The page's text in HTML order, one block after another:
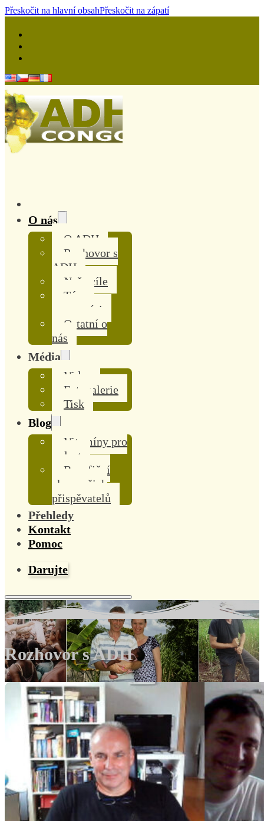
Přeskočit na hlavní obsahPřeskočit na zápatí
O nás
O ADH
Rozhovor s
ADH
Naše cíle
Tým a
pomocníci
Ostatní o
nás
Média
Videa
Fotogalerie
Tisk
Blog
Vitamíny pro
radost
Benefiční
akce našich
přispěvatelů
Přehledy
Kontakt
Pomoc
Darujte
Rozhovor s ADH